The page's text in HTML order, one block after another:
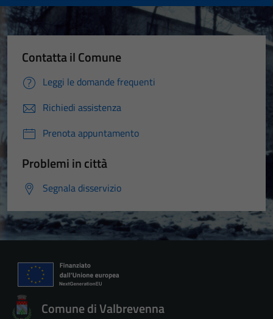
Contatta il Comune
Leggi le domande frequenti
Richiedi assistenza
Prenota appuntamento
Problemi in città
Segnala disservizio
Comune di Valbrevenna